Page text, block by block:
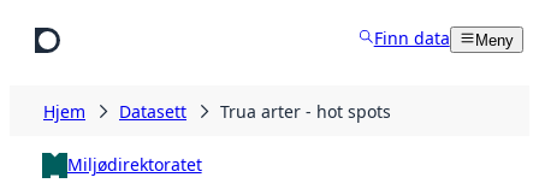
Finn data Meny
Hjem Datasett Trua arter - hot spots
Miljødirektoratet